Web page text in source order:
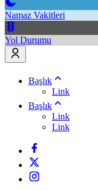
Namaz Vakitleri
Yol Durumu
Başlık
Link
Başlık
Link
Link